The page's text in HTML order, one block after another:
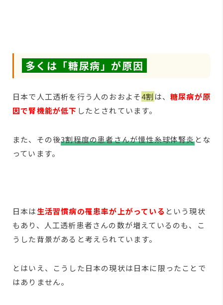
多くは「糖尿病」が原因
日本で人工透析を行う人のおおよそ4割 は、糖尿病が原
因で腎機能が低下 したとされています。
また、その後3割程度の患者さんが慢性糸球体腎炎とな
っています。
日本は生活習慣病の罹患率が上がっている という現状
もあり、人工透析患者さんの数が増えているのも、こ
うした背景があると考えられています。
とはいえ、こうした日本の現状は日本に限ったことで
はありません。